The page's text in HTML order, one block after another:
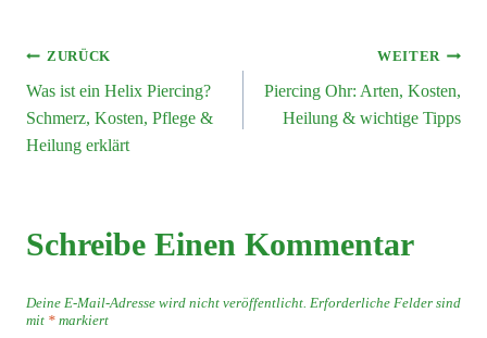
ZURÜCK
Was ist ein Helix Piercing?
Schmerz, Kosten, Pflege &
Heilung erklärt
WEITER
Piercing Ohr: Arten, Kosten,
Heilung & wichtige Tipps
Schreibe Einen Kommentar
Deine E-Mail-Adresse wird nicht veröffentlicht. Erforderliche Felder sind
mit * markiert